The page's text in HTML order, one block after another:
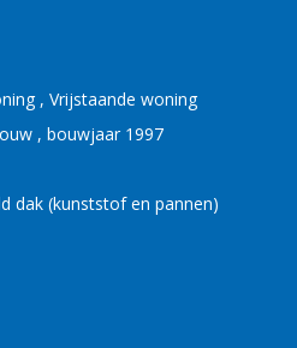
, Vrijstaande woning
, bouwjaar 1997
dak (kunststof en pannen)